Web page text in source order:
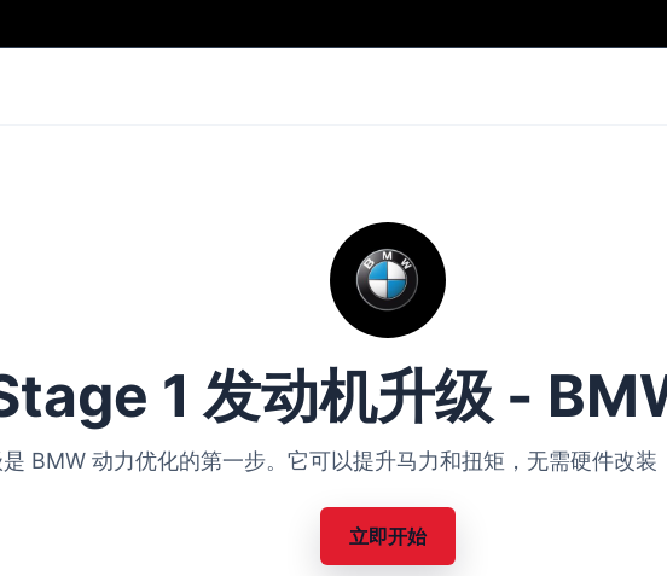
1 发动机升级 -
BMW 动力优化的第一步。它可以提升马力和扭矩，无需硬件改装
立即开始